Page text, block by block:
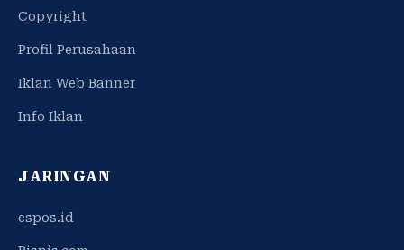
Copyright
Profil Perusahaan
Iklan Web Banner
Info Iklan
JARINGAN
espos.id